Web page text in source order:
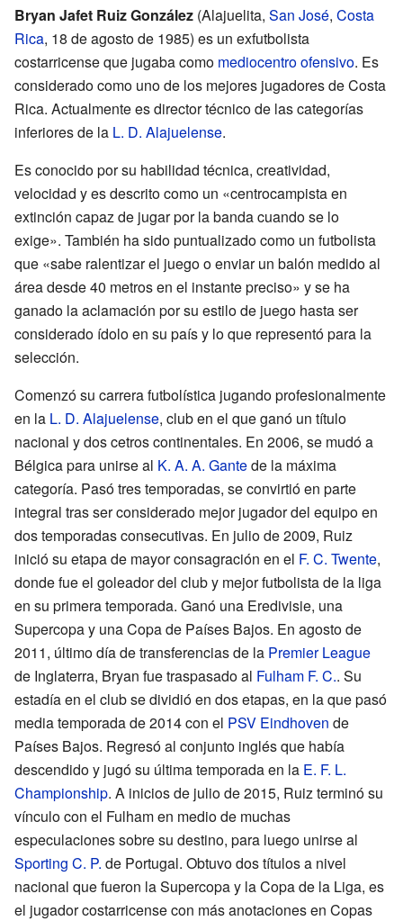
Bryan Jafet Ruiz González (Alajuelita, San José, Costa
Rica, 18 de agosto de 1985) es un exfutbolista
costarricense que jugaba como mediocentro ofensivo. Es
considerado como uno de los mejores jugadores de Costa
Rica. Actualmente es director técnico de las categorías
inferiores de la L. D. Alajuelense.
Es conocido por su habilidad técnica, creatividad,
velocidad y es descrito como un «centrocampista en
extinción capaz de jugar por la banda cuando se lo
exige». También ha sido puntualizado como un futbolista
que «sabe ralentizar el juego o enviar un balón medido al
área desde 40 metros en el instante preciso» y se ha
ganado la aclamación por su estilo de juego hasta ser
considerado ídolo en su país y lo que representó para la
selección.
Comenzó su carrera futbolística jugando profesionalmente
en la L. D. Alajuelense, club en el que ganó un título
nacional y dos cetros continentales. En 2006, se mudó a
Bélgica para unirse al K. A. A. Gantede la máxima
categoría. Pasó tres temporadas, se convirtió en parte
integral tras ser considerado mejor jugador del equipo en
dos temporadas consecutivas. En julio de 2009, Ruiz
inició su etapa de mayor consagración en el F. C. Twente,
donde fue el goleador del club y mejor futbolista de la liga
en su primera temporada. Ganó una Eredivisie, una
Supercopa y una Copa de Países Bajos. En agosto de
2011, último día de transferencias de la Premier League
de Inglaterra, Bryan fue traspasado al Fulham F. C.. Su
estadía en el club se dividió en dos etapas, en la que pasó
media temporada de 2014 con el PSV Eindhoven de
Países Bajos. Regresó al conjunto inglés que había
descendido y jugó su última temporada en la E. F. L.
Championship. A inicios de julio de 2015, Ruiz terminó su
vínculo con el Fulham en medio de muchas
especulaciones sobre su destino, para luego unirse al
Sporting C. P. de Portugal. Obtuvo dos títulos a nivel
nacional que fueron la Supercopa y la Copa de la Liga, es
el jugador costarricense con más anotaciones en Copas